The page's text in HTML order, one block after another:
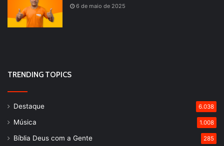
6 de maio de 2025
TRENDING TOPICS
Destaque 6.038
Música 1.008
Bíblia Deus com a Gente 285